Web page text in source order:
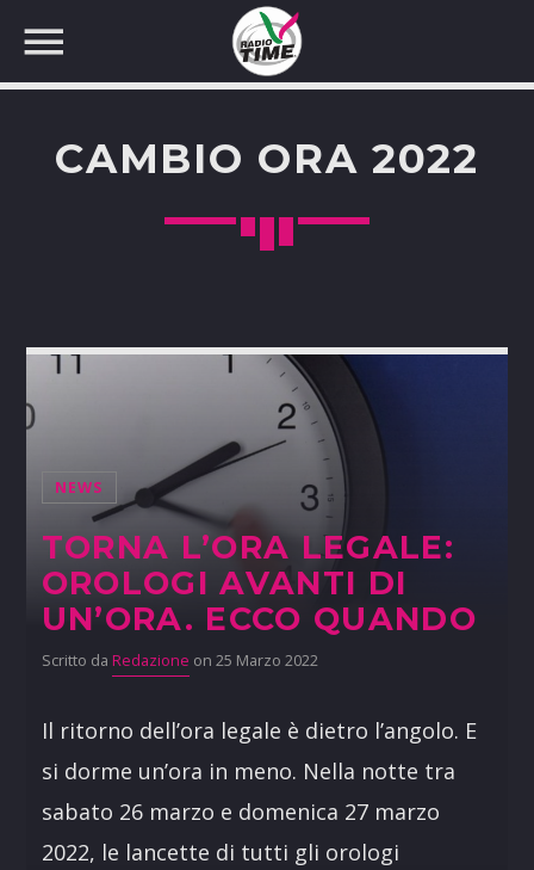
CAMBIO ORA 2022
NEWS
TORNA L’ORA LEGALE:
OROLOGI AVANTI DI
UN’ORA. ECCO QUANDO
Scritto da Redazione on 25 Marzo 2022
Il ritorno dell’ora legale è dietro l’angolo. E
si dorme un’ora in meno. Nella notte tra
sabato 26 marzo e domenica 27 marzo
2022, le lancette di tutti gli orologi